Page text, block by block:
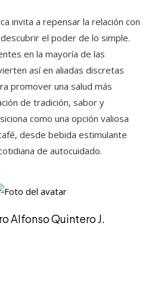
invita a repensar la relación con
el poder de lo simple.
en la mayoría de las
así en aliadas discretas
promover una salud más
de tradición, sabor y
como una opción valiosa
desde bebida estimulante
de autocuidado.
Alfonso Quintero J.